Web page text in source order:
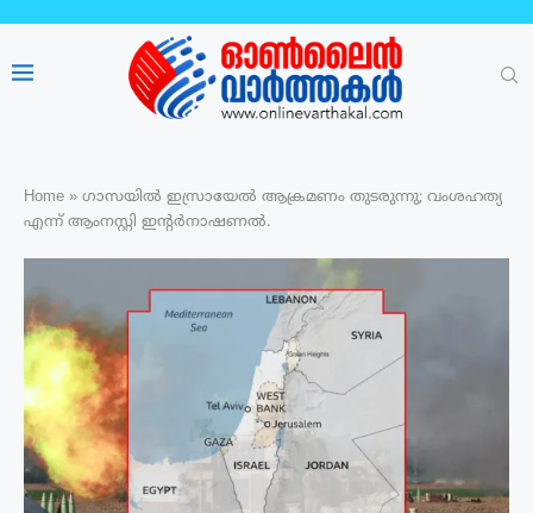
Home » ഗാസയിൽ ഇസ്രായേൽ ആക്രമണം തുടരുന്നു; വംശഹത്യ
എന്ന് ആംനസ്റ്റി ഇന്റര്‍നാഷണല്‍.